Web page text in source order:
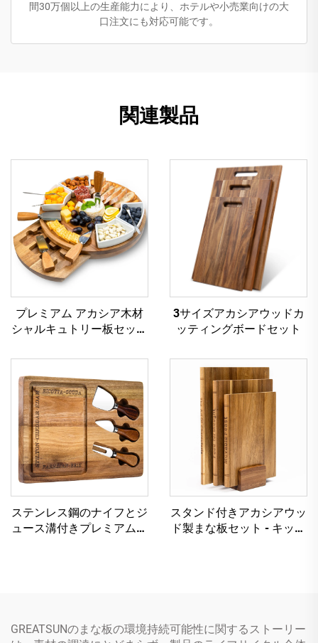
間30万個以上の生産能力により、ホテルや小売業向けの大
口注文にも対応可能です。
関連製品
プレミアム アカシア木材
シャルキュトリー板セット
ーズツール
3サイズアカシアウッドカ
ッティングボードセット
ステンレス鋼のナイフとジ
ュース溝付きプレミアムア
スタンド付きアカシアウッ
ド製まな板セット - キッチ
GREATSUNのまな板の環境持続可能性に関するストーリー